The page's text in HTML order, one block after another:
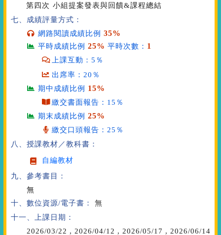
第四次 小組提案發表與回饋&課程總結
七、成績評量方式：
網路閱讀成績比例35%
平時成績比例25% 平時次數： 1
上課互動：5％
出席率：20％
期中成績比例 15%
繳交書面報告：15％
期末成績比例25%
繳交口頭報告：25％
八、授課教材／教科書：
自編教材
九、參考書目：
無
十、數位資源/電子書：
無
十一、上課日期：
2026/03/22 , 2026/04/12 , 2026/05/17 , 2026/06/14